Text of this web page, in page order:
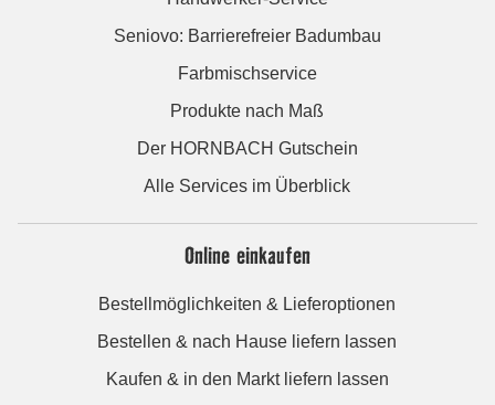
Seniovo: Barrierefreier Badumbau
Farbmischservice
Produkte nach Maß
Der HORNBACH Gutschein
Alle Services im Überblick
Online einkaufen
Bestellmöglichkeiten & Lieferoptionen
Bestellen & nach Hause liefern lassen
Kaufen & in den Markt liefern lassen